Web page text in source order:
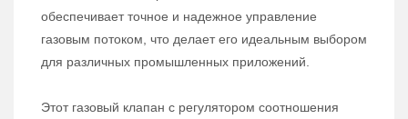
обеспечивает точное и надежное управление
газовым потоком, что делает его идеальным выбором
для различных промышленных приложений.
Этот газовый клапан с регулятором соотношения